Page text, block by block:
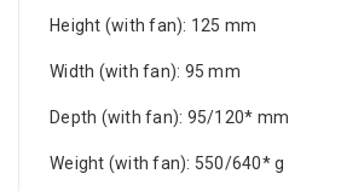
Height (with fan): 125 mm
Width (with fan): 95 mm
Depth (with fan): 95/120* mm
Weight (with fan): 550/640* g